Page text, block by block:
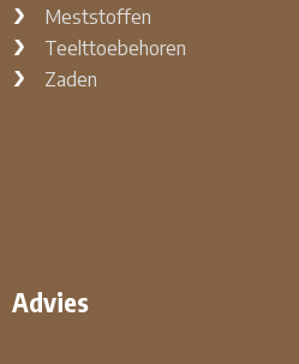
Meststoffen
Teelttoebehoren
Zaden
Advies